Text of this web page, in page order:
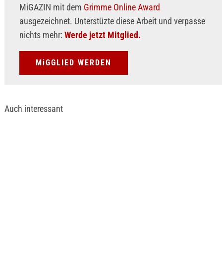
MiGAZIN mit dem Grimme Online Award
ausgezeichnet. Unterstüzte diese Arbeit und verpasse
nichts mehr: Werde jetzt Mitglied.
MiGGLIED WERDEN
Auch interessant